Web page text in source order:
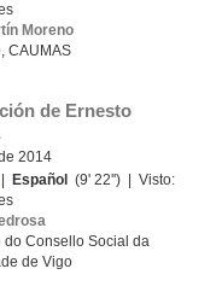
Moreno
CAUMAS
de Ernesto
2014
Español
(9' 22'') | Visto:
do Consello Social da
de Vigo